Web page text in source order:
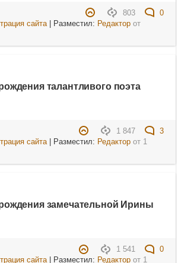
803
0
сайта| Разместил: Редакторот
талантливого поэта
1 847
3
сайта| Разместил: Редакторот 1
замечательной Ирины
1 541
0
сайта| Разместил: Редакторот 1